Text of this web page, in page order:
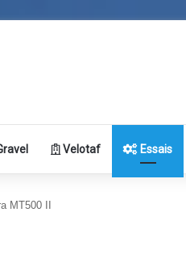
Velotaf Essais
MT500 II